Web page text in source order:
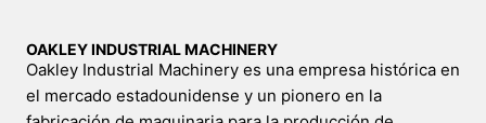
OAKLEY INDUSTRIAL MACHINERY
Oakley Industrial Machinery es una empresa histórica en
el mercado estadounidense y un pionero en la